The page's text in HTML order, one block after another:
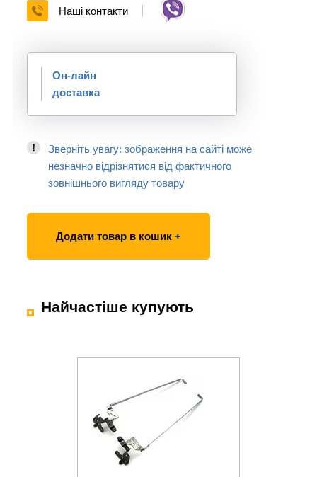
Наші контакти
Он-лайн
доставка
Зверніть увагу: зображення на сайті може
незначно відрізнятися від фактичного
зовнішнього вигляду товару
Додати товар в кошик +
Найчастіше купують